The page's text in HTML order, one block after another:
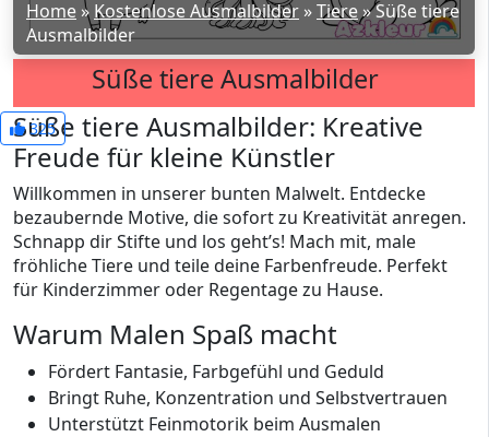
Home » Kostenlose Ausmalbilder »Tiere»Süße tiere
Ausmalbilder
Süße tiere Ausmalbilder
325
Süße tiere Ausmalbilder: Kreative
Freude für kleine Künstler
Willkommen in unserer bunten Malwelt. Entdecke
bezaubernde Motive, die sofort zu Kreativität anregen.
Schnapp dir Stifte und los geht’s! Mach mit, male
fröhliche Tiere und teile deine Farbenfreude. Perfekt
für Kinderzimmer oder Regentage zu Hause.
Warum Malen Spaß macht
Fördert Fantasie, Farbgefühl und Geduld
Bringt Ruhe, Konzentration und Selbstvertrauen
Unterstützt Feinmotorik beim Ausmalen